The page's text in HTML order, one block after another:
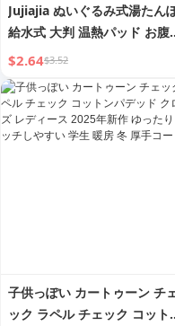
Jujiajia ぬいぐるみ式湯たん
給水式 大判 温熱パッド お腹
め 湯たんぽ 手ウォーマー 暖房
器具
$2.64$3.52
子供っぽい カートゥーン チ
ック ラペル チェック コット